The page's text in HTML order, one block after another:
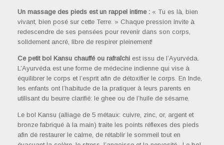
Un massage des pieds est un rappel intime : « Tu es là, bien
vivant, bien posé sur cette Terre. » Chaque pression invite à
redescendre de ses pensées pour revenir dans son corps,
solidement ancré, libre de respirer pleinement!
Ce petit bol Kansu chauffé ou rafraîchi est issu de l’Ayurvéda.
L’Ayurvéda est une forme de médecine indienne qui vise à
équilibrer le corps et l’esprit afin de détoxifier le corps. En Inde,
les enfants ont l’habitude de la pratiquer à leurs parents en
utilisant du beurre clarifié: le ghee ou de l’huile de sésame.
Le bol Kansu (alliage de 5 métaux: cuivre, zinc, or, argent et
bronze fabriqué à la main) traite les points réflexes des pieds
afin de restaurer le calme, de rétablir le sommeil tout en